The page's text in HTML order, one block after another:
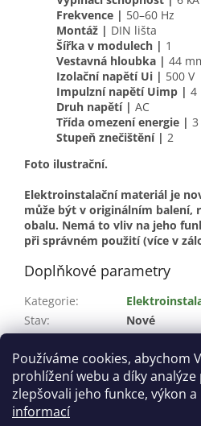
Používáme cookies, abychom
prohlížení webu a díky
zlepšovali jeho funkce, výkon
informací
Frekvence | 50–60 Hz
Montáž | DIN lišta
Šířka v modulech | 1
Vestavná hloubka | 44
Izolační napětí Ui | 500 V
Impulzní napětí Uimp | 4
Druh napětí | AC
Třída omezení energie | 3
Stupeň znečištění | 2
Foto ilustrační.
Elektroinstalační materiál je
může být v originálním balení,
obalu. Nemá to vliv na jeho
při správném použití (více v
Doplňkové parametry
Kategorie:
Stav:
Nové
Jmenovité napětí: 230 V
Krytí: IP 20